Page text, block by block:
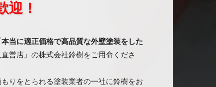
迎！
本当に適正価格で高品質な外壁塗装をした
営店』の株式会社鈴樹をご用命くださ
りをとられる塗装業者の一社に鈴樹をお